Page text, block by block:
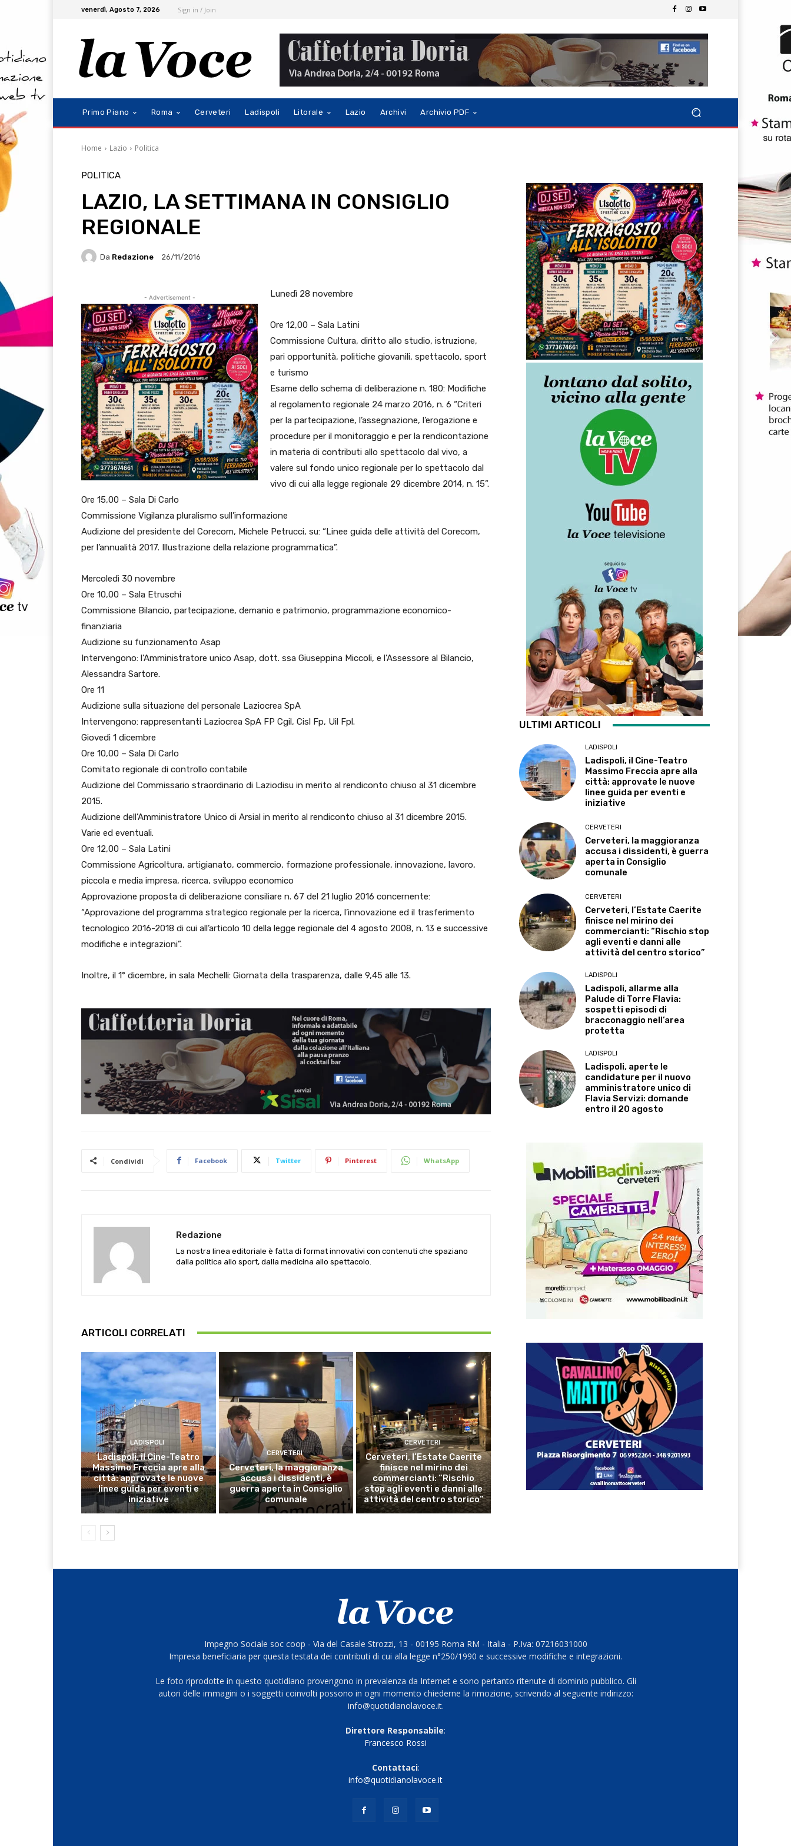
venerdì, Agosto 7, 2026 Sign in / Join
Primo Piano Roma Cerveteri Ladispoli Litorale Lazio Archivi Archivio PDF
Home Lazio Politica
POLITICA
LAZIO, LA SETTIMANA IN CONSIGLIO
REGIONALE
Da Redazione 26/11/2016
- Advertisement - Lunedì 28 novembre
Ore 12,00 – Sala Latini
Commissione Cultura, diritto allo studio, istruzione,
pari opportunità, politiche giovanili, spettacolo, sport
e turismo
Esame dello schema di deliberazione n. 180: Modifiche
al regolamento regionale 24 marzo 2016, n. 6 “Criteri
per la partecipazione, l’assegnazione, l’erogazione e
procedure per il monitoraggio e per la rendicontazione
in materia di contributi allo spettacolo dal vivo, a
valere sul fondo unico regionale per lo spettacolo dal
vivo di cui alla legge regionale 29 dicembre 2014, n. 15”.
Ore 15,00 – Sala Di Carlo
Commissione Vigilanza pluralismo sull’informazione
Audizione del presidente del Corecom, Michele Petrucci, su: “Linee guida delle attività del Corecom,
per l’annualità 2017. Illustrazione della relazione programmatica”.
Mercoledì 30 novembre
Ore 10,00 – Sala Etruschi
Commissione Bilancio, partecipazione, demanio e patrimonio, programmazione economico-
finanziaria
Audizione su funzionamento Asap
Intervengono: l’Amministratore unico Asap, dott. ssa Giuseppina Miccoli, e l’Assessore al Bilancio,
Alessandra Sartore.
Ore 11
Audizione sulla situazione del personale Laziocrea SpA
Intervengono: rappresentanti Laziocrea SpA FP Cgil, Cisl Fp, Uil Fpl.
Giovedì 1 dicembre
Ore 10,00 – Sala Di Carlo
Comitato regionale di controllo contabile
Audizione del Commissario straordinario di Laziodisu in merito al rendiconto chiuso al 31 dicembre
2015.
Audizione dell’Amministratore Unico di Arsial in merito al rendiconto chiuso al 31 dicembre 2015.
Varie ed eventuali.
Ore 12,00 – Sala Latini
Commissione Agricoltura, artigianato, commercio, formazione professionale, innovazione, lavoro,
piccola e media impresa, ricerca, sviluppo economico
Approvazione proposta di deliberazione consiliare n. 67 del 21 luglio 2016 concernente:
“Approvazione del programma strategico regionale per la ricerca, l’innovazione ed il trasferimento
tecnologico 2016-2018 di cui all’articolo 10 della legge regionale del 4 agosto 2008, n. 13 e successive
modifiche e integrazioni”.
Inoltre, il 1° dicembre, in sala Mechelli: Giornata della trasparenza, dalle 9,45 alle 13.
Condividi Facebook Twitter Pinterest WhatsApp
Redazione
La nostra linea editoriale è fatta di format innovativi con contenuti che spaziano
dalla politica allo sport, dalla medicina allo spettacolo.
ARTICOLI CORRELATI
LADISPOLI
Ladispoli, il Cine-Teatro
Massimo Freccia apre alla
città: approvate le nuove
linee guida per eventi e
iniziative
CERVETERI
Cerveteri, la maggioranza
accusa i dissidenti, è
guerra aperta in Consiglio
comunale
CERVETERI
Cerveteri, l’Estate Caerite
finisce nel mirino dei
commercianti: “Rischio
stop agli eventi e danni alle
attività del centro storico”
ULTIMI ARTICOLI
LADISPOLI
Ladispoli, il Cine-Teatro
Massimo Freccia apre alla
città: approvate le nuove
linee guida per eventi e
iniziative
CERVETERI
Cerveteri, la maggioranza
accusa i dissidenti, è guerra
aperta in Consiglio
comunale
CERVETERI
Cerveteri, l’Estate Caerite
finisce nel mirino dei
commercianti: “Rischio stop
agli eventi e danni alle
attività del centro storico”
LADISPOLI
Ladispoli, allarme alla
Palude di Torre Flavia:
sospetti episodi di
bracconaggio nell’area
protetta
LADISPOLI
Ladispoli, aperte le
candidature per il nuovo
amministratore unico di
Flavia Servizi: domande
entro il 20 agosto
Impegno Sociale soc coop - Via del Casale Strozzi, 13 - 00195 Roma RM - Italia - P.Iva: 07216031000
Impresa beneficiaria per questa testata dei contributi di cui alla legge n°250/1990 e successive modifiche e integrazioni.
Le foto riprodotte in questo quotidiano provengono in prevalenza da Internet e sono pertanto ritenute di dominio pubblico. Gli
autori delle immagini o i soggetti coinvolti possono in ogni momento chiederne la rimozione, scrivendo al seguente indirizzo:
info@quotidianolavoce.it.
Direttore Responsabile:
Francesco Rossi
Contattaci:
info@quotidianolavoce.it